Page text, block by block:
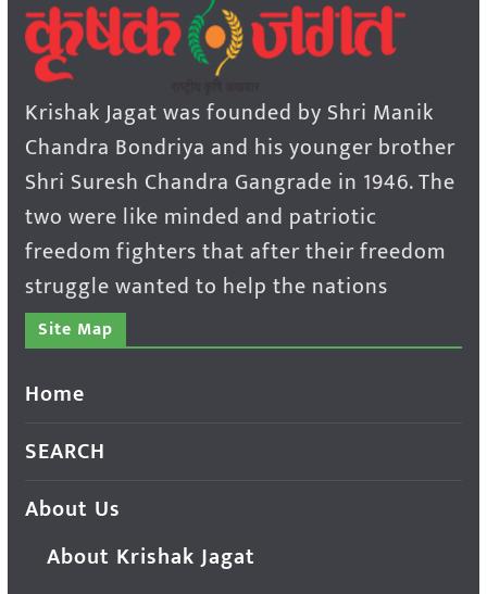
Krishak Jagat was founded by Shri Manik
Chandra Bondriya and his younger brother
Shri Suresh Chandra Gangrade in 1946. The
two were like minded and patriotic
freedom fighters that after their freedom
struggle wanted to help the nations
Site Map
Home
SEARCH
About Us
About Krishak Jagat